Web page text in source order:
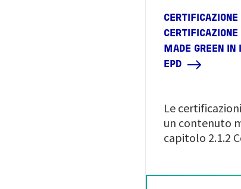
MADE GREEN
EPD
Le
un contenuto
capitolo 2.1.2